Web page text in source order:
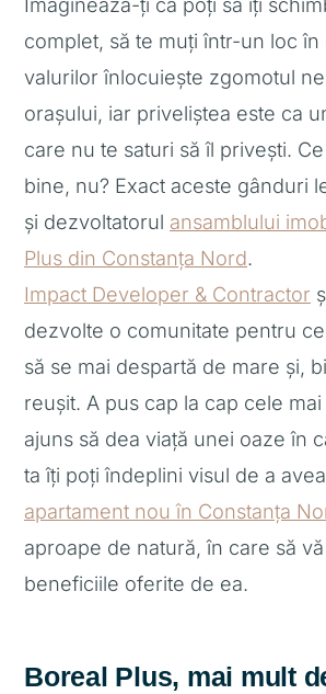
complet, să te muți într-un loc
valurilor înlocuiește zgomotul
orașului, iar priveliștea este ca
care nu te saturi să îl privești.
bine, nu? Exact aceste gânduri
și dezvoltatorul ansamblului
Plus din Constanța Nord.
Impact Developer & Contractor
dezvolte o comunitate pentru
să se mai despartă de mare și,
reușit. A pus cap la cap cele
ajuns să dea viață unei oaze în
ta îți poți îndeplini visul de a
apartament nou în Constanța
aproape de natură, în care să
beneficiile oferite de ea.
Boreal Plus, mai mult